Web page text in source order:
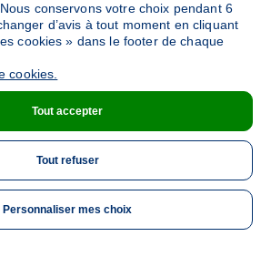
ME
conservons votre choix pendant 6
d’avis à tout moment en cliquant
cookies » dans le footer de chaque
cookies.
Tout accepter
Tout refuser
Personnaliser mes choix